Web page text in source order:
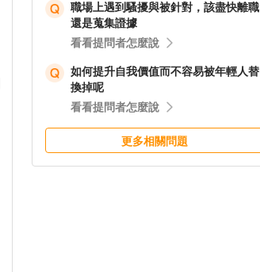
職場上遇到騷擾與被針對，該盡快離職
還是蒐集證據
看看提問者怎麼說
如何提升自我價值而不容易被年輕人替
換掉呢
看看提問者怎麼說
更多相關問題